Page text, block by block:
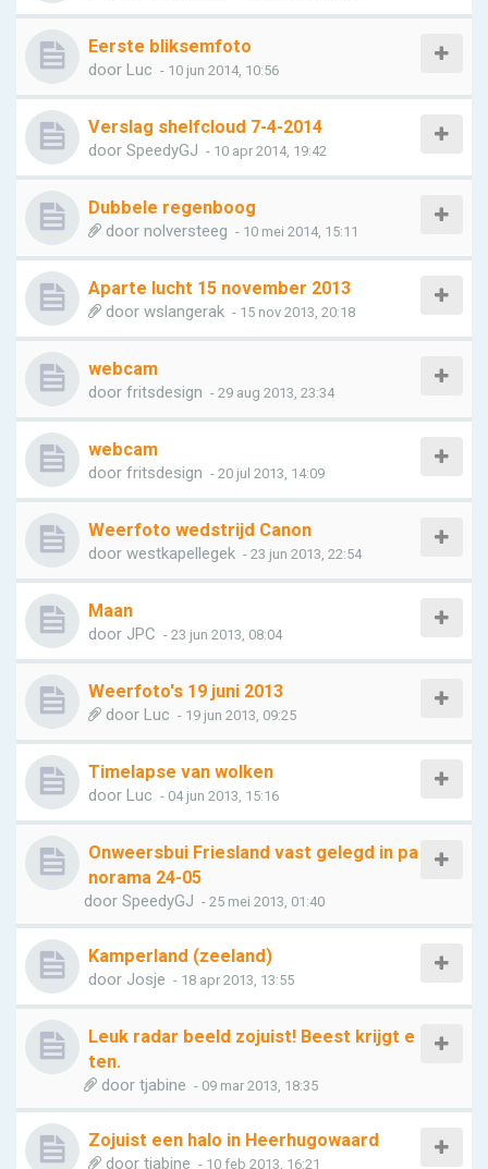
Eerste bliksemfoto
door Luc - 10 jun 2014, 10:56
Verslag shelfcloud 7-4-2014
door SpeedyGJ - 10 apr 2014, 19:42
Dubbele regenboog
door nolversteeg - 10 mei 2014, 15:11
Aparte lucht 15 november 2013
door wslangerak - 15 nov 2013, 20:18
webcam
door fritsdesign - 29 aug 2013, 23:34
webcam
door fritsdesign - 20 jul 2013, 14:09
Weerfoto wedstrijd Canon
door westkapellegek - 23 jun 2013, 22:54
Maan
door JPC - 23 jun 2013, 08:04
Weerfoto's 19 juni 2013
door Luc - 19 jun 2013, 09:25
Timelapse van wolken
door Luc - 04 jun 2013, 15:16
Onweersbui Friesland vast gelegd in pa
norama 24-05
door SpeedyGJ - 25 mei 2013, 01:40
Kamperland (zeeland)
door Josje - 18 apr 2013, 13:55
Leuk radar beeld zojuist! Beest krijgt e
ten.
door tjabine - 09 mar 2013, 18:35
Zojuist een halo in Heerhugowaard
door tjabine - 10 feb 2013, 16:21